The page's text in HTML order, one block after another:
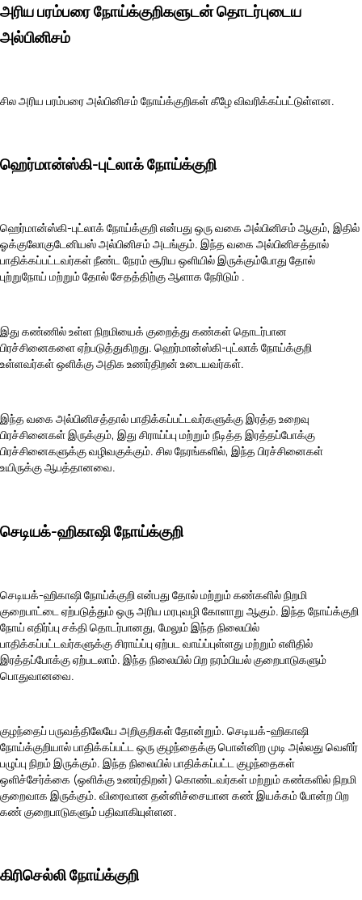
அரிய பரம்பரை நோய்க்குறிகளுடன் தொடர்புடைய
அல்பினிசம்
சில அரிய பரம்பரை அல்பினிசம் நோய்க்குறிகள் கீழே விவரிக்கப்பட்டுள்ளன.
ஹெர்மான்ஸ்கி-புட்லாக் நோய்க்குறி
ஹெர்மான்ஸ்கி-புட்லாக் நோய்க்குறி என்பது ஒரு வகை அல்பினிசம் ஆகும், இதில்
ஓக்குலோகுடேனியஸ் அல்பினிசம் அடங்கும். இந்த வகை அல்பினிசத்தால்
பாதிக்கப்பட்டவர்கள் நீண்ட நேரம் சூரிய ஒளியில் இருக்கும்போது தோல்
புற்றுநோய் மற்றும் தோல் சேதத்திற்கு ஆளாக நேரிடும் .
இது கண்ணில் உள்ள நிறமியைக் குறைத்து கண்கள் தொடர்பான
பிரச்சினைகளை ஏற்படுத்துகிறது. ஹெர்மான்ஸ்கி-புட்லாக் நோய்க்குறி
உள்ளவர்கள் ஒளிக்கு அதிக உணர்திறன் உடையவர்கள்.
இந்த வகை அல்பினிசத்தால் பாதிக்கப்பட்டவர்களுக்கு இரத்த உறைவு
பிரச்சினைகள் இருக்கும், இது சிராய்ப்பு மற்றும் நீடித்த இரத்தப்போக்கு
பிரச்சினைகளுக்கு வழிவகுக்கும். சில நேரங்களில், இந்த பிரச்சினைகள்
உயிருக்கு ஆபத்தானவை.
செடியக்-ஹிகாஷி நோய்க்குறி
செடியக்-ஹிகாஷி நோய்க்குறி என்பது தோல் மற்றும் கண்களில் நிறமி
குறைபாட்டை ஏற்படுத்தும் ஒரு அரிய மரபுவழி கோளாறு ஆகும். இந்த நோய்க்குறி
நோய் எதிர்ப்பு சக்தி தொடர்பானது, மேலும் இந்த நிலையில்
பாதிக்கப்பட்டவர்களுக்கு சிராய்ப்பு ஏற்பட வாய்ப்புள்ளது மற்றும் எளிதில்
இரத்தப்போக்கு ஏற்படலாம். இந்த நிலையில் பிற நரம்பியல் குறைபாடுகளும்
பொதுவானவை.
குழந்தைப் பருவத்திலேயே அறிகுறிகள் தோன்றும். செடியக்-ஹிகாஷி
நோய்க்குறியால் பாதிக்கப்பட்ட ஒரு குழந்தைக்கு பொன்னிற முடி அல்லது வெளிர்
பழுப்பு நிறம் இருக்கும். இந்த நிலையில் பாதிக்கப்பட்ட குழந்தைகள்
ஒளிச்சேர்க்கை (ஒளிக்கு உணர்திறன்) கொண்டவர்கள் மற்றும் கண்களில் நிறமி
குறைவாக இருக்கும். விரைவான தன்னிச்சையான கண் இயக்கம் போன்ற பிற
கண் குறைபாடுகளும் பதிவாகியுள்ளன.
கிரிசெல்லி நோய்க்குறி